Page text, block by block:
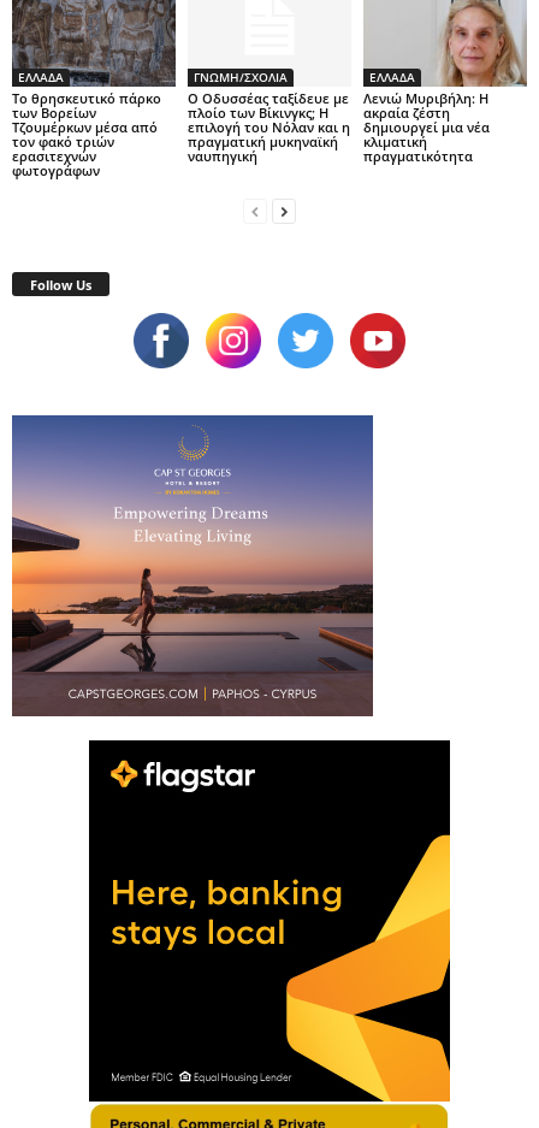
ΕΛΛΑΔΑ
Το θρησκευτικό πάρκο
των Βορείων
Τζουμέρκων μέσα από
τον φακό τριών
ερασιτεχνών
φωτογράφων
ΓΝΩΜΗ/ΣΧΟΛΙΑ
Ο Οδυσσέας ταξίδευε με
πλοίο των Βίκινγκς; Η
επιλογή του Νόλαν και η
πραγματική μυκηναϊκή
ναυπηγική
ΕΛΛΑΔΑ
Λενιώ Μυριβήλη: Η
ακραία ζέστη
δημιουργεί μια νέα
κλιματική
πραγματικότητα
Follow Us